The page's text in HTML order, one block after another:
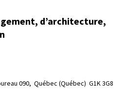
d’architecture,
090, Québec (Québec)  G1K 3G8